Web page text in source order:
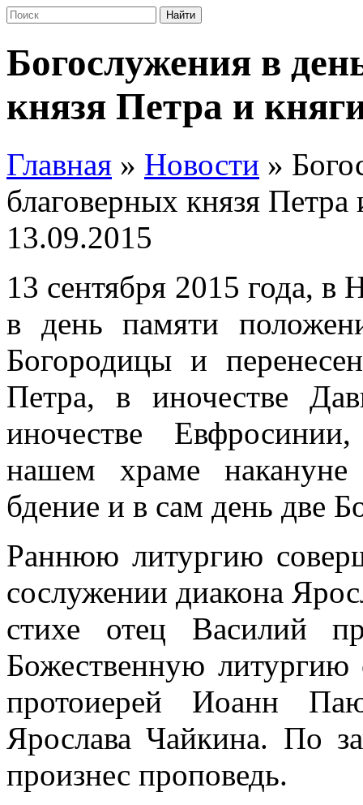
Богослужения в
князя Петра и
Главная » Новости »
благоверных князя
13.09.2015
13 сентября 2015 года,
в день памяти
Богородицы и
Петра, в иночестве
иночестве
нашем храме
бдение и в сам день две
Раннюю литургию
сослужении диакона
стихе отец Василий
Божественную
протоиерей Иоанн
Ярослава Чайкина. По
произнес проповедь.